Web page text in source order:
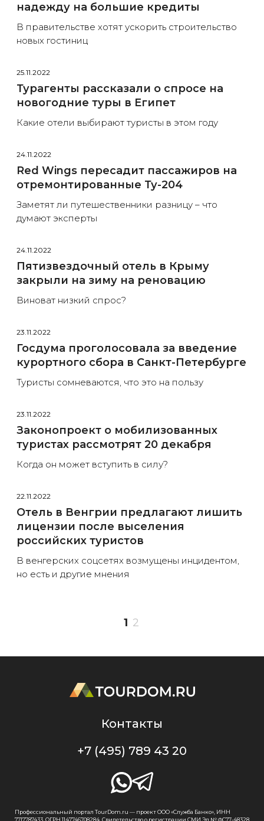
надежду на большие кредиты
В правительстве хотят ускорить строительство
новых гостиниц
25.11.2022
Турагенты рассказали о спросе на
новогодние туры в Египет
Какие отели выбирают туристы в этом году
24.11.2022
Red Wings пересадит пассажиров на
отремонтированные Ту-204
Заметят ли путешественники разницу – что
думают эксперты
24.11.2022
Пятизвездочный отель в Крыму
закрыли на зиму на реновацию
Виноват низкий спрос?
23.11.2022
Госдума проголосовала за введение
курортного сбора в Санкт-Петербурге
Туристы сомневаются, что это на пользу
23.11.2022
Законопроект о мобилизованных
туристах рассмотрят 20 декабря
Когда он может вступить в силу?
22.11.2022
Отель в Венгрии предлагают лишить
лицензии после выселения
российских туристов
В венгерских соцсетях возмущены инцидентом,
но есть и другие мнения
1 2
Контакты
+7 (495) 789 43 20
Профессиональный портал TourDom.ru — проект ООО «Служба Банко», ИНН
7717787433, ОГРН 1147746708284. Свидетельство о регистрации СМИ Эл № ФС77-48328